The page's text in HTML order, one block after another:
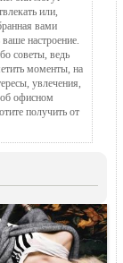
или,
вами
настроение.
советы, ведь
моменты, на
увлечения,
офисном
получить от